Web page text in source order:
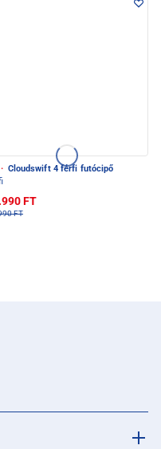
· Cloudswift 4 férfi futócipő
FT
FT